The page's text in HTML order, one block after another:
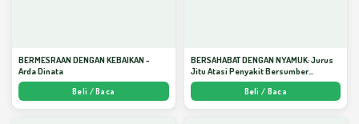
BERMESRAAN DENGAN KEBAIKAN -
Arda Dinata
Beli / Baca
BERSAHABAT DENGAN NYAMUK: Jurus
Jitu Atasi Penyakit Bersumber
Nyamuk - Arda Dinata
Beli / Baca